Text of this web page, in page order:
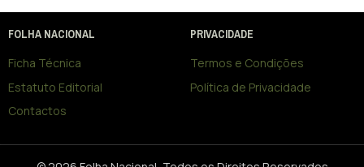
FOLHA NACIONAL
Ficha Técnica
Estatuto Editorial
Contactos
PRIVACIDADE
Termos e Condições
Política de Privacidade